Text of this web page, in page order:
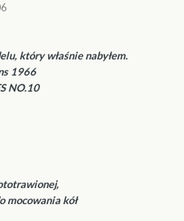
który właśnie nabyłem.
1966
NO.10
mocowania kół